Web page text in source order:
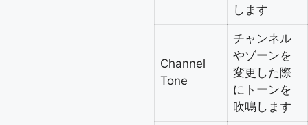
します
Channel
Tone
チャンネル
やゾーンを
変更した際
にトーンを
吹鳴します